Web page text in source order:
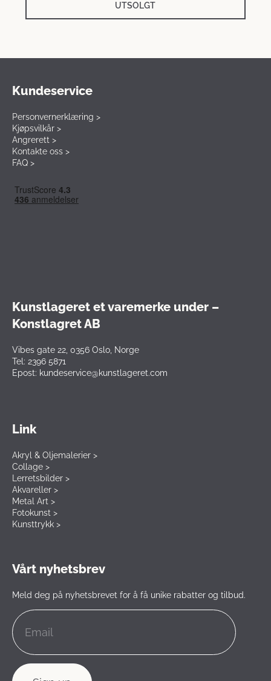
UTSOLGT
Kundeservice
Personvernerklæring >
Kjøpsvilkår >
Angrerett >
Kontakte oss >
FAQ >
Kunstlageret et varemerke under –
Konstlagret AB
Vibes gate 22, 0356 Oslo, Norge
Tel: 2396 5871
Epost: kundeservice@kunstlageret.com
Link
Akryl & Oljemalerier >
Collage >
Lerretsbilder >
Akvareller >
Metal Art >
Fotokunst >
Kunsttrykk >
Vårt nyhetsbrev
Meld deg på nyhetsbrevet for å få unike rabatter og tilbud.